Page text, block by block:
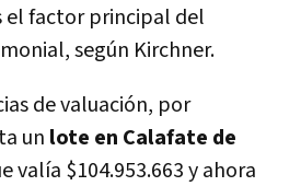
el factor principal del
según Kirchner.
de valuación, por
un lote en Calafate de
valía $104.953.663 y ahora